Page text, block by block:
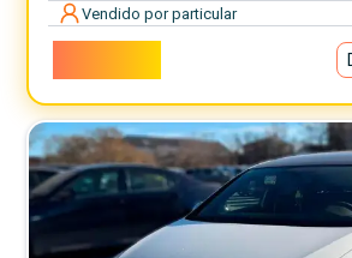
Vendido por particular